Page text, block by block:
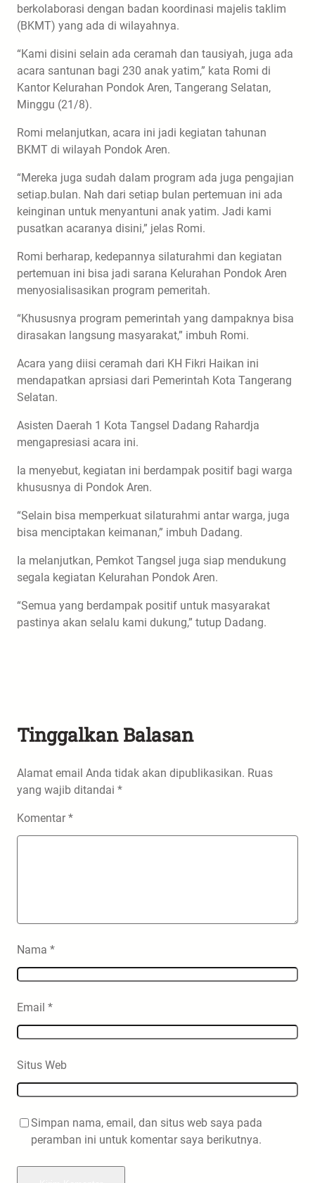
berkolaborasi dengan badan koordinasi majelis taklim
(BKMT) yang ada di wilayahnya.
“Kami disini selain ada ceramah dan tausiyah, juga ada
acara santunan bagi 230 anak yatim,” kata Romi di
Kantor Kelurahan Pondok Aren, Tangerang Selatan,
Minggu (21/8).
Romi melanjutkan, acara ini jadi kegiatan tahunan
BKMT di wilayah Pondok Aren.
“Mereka juga sudah dalam program ada juga pengajian
setiap.bulan. Nah dari setiap bulan pertemuan ini ada
keinginan untuk menyantuni anak yatim. Jadi kami
pusatkan acaranya disini,” jelas Romi.
Romi berharap, kedepannya silaturahmi dan kegiatan
pertemuan ini bisa jadi sarana Kelurahan Pondok Aren
menyosialisasikan program pemeritah.
“Khususnya program pemerintah yang dampaknya bisa
dirasakan langsung masyarakat,” imbuh Romi.
Acara yang diisi ceramah dari KH Fikri Haikan ini
mendapatkan aprsiasi dari Pemerintah Kota Tangerang
Selatan.
Asisten Daerah 1 Kota Tangsel Dadang Rahardja
mengapresiasi acara ini.
Ia menyebut, kegiatan ini berdampak positif bagi warga
khususnya di Pondok Aren.
“Selain bisa memperkuat silaturahmi antar warga, juga
bisa menciptakan keimanan,” imbuh Dadang.
Ia melanjutkan, Pemkot Tangsel juga siap mendukung
segala kegiatan Kelurahan Pondok Aren.
“Semua yang berdampak positif untuk masyarakat
pastinya akan selalu kami dukung,” tutup Dadang.
Tinggalkan Balasan
Alamat email Anda tidak akan dipublikasikan. Ruas
yang wajib ditandai *
Komentar*
Nama *
Email *
Situs Web
Simpan nama, email, dan situs web saya pada
peramban ini untuk komentar saya berikutnya.